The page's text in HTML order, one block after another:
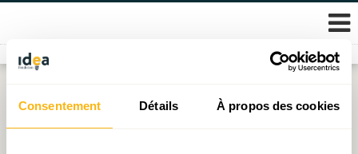
Consentement Détails À propos des cookies
Skip
content